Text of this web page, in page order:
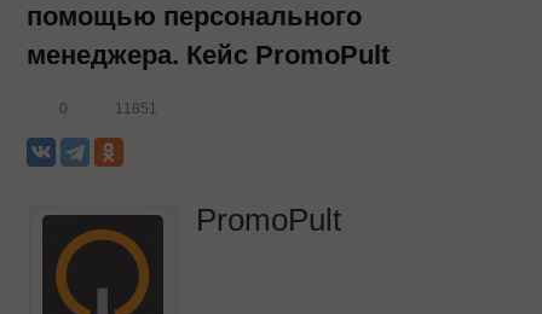
помощью персонального
менеджера. Кейс PromoPult
0 11851
PromoPult